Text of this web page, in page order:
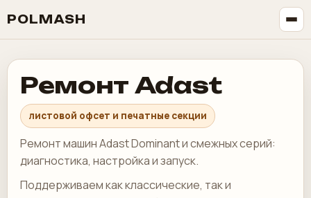
POLMASH
Ремонт Adast
листовой офсет и печатные секции
Ремонт машин Adast Dominant и смежных серий:
диагностика, настройка и запуск.
Поддерживаем как классические, так и